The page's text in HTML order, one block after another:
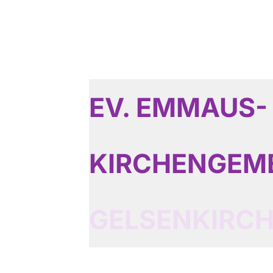
EV. EMMAUS-